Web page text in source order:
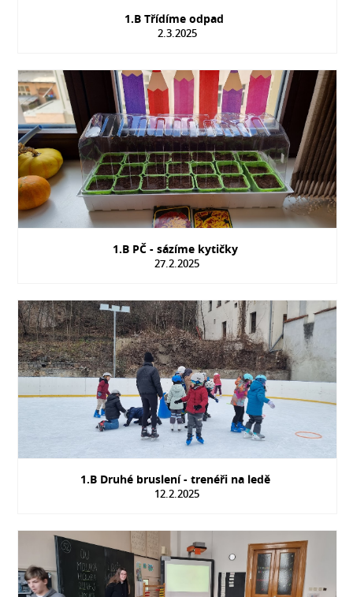
1.B Třídíme odpad
2.3.2025
1.B PČ - sázíme kytičky
27.2.2025
1.B Druhé bruslení - trenéři na ledě
12.2.2025